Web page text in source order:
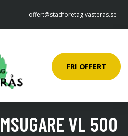
offert@stadforetag-vasteras.se
FRI OFFERT
VL 500